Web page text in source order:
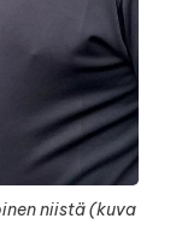
niistä (kuva